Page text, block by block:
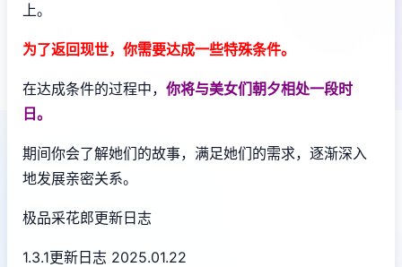
上。
为了返回现世，你需要达成一些特殊条件。
在达成条件的过程中， 你将与美女们朝夕相处一段时
日。
期间你会了解她们的故事，满足她们的需求，逐渐深入
地发展亲密关系。
极品采花郎更新日志
1.3.1更新日志 2025.01.22